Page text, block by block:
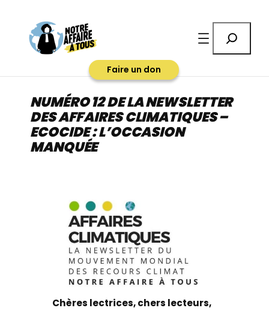
contenu
Faire un don
NUMÉRO 12 DE LA NEWSLETTER
DES AFFAIRES CLIMATIQUES –
ECOCIDE : L’OCCASION
MANQUÉE
Chères lectrices, chers lecteurs,